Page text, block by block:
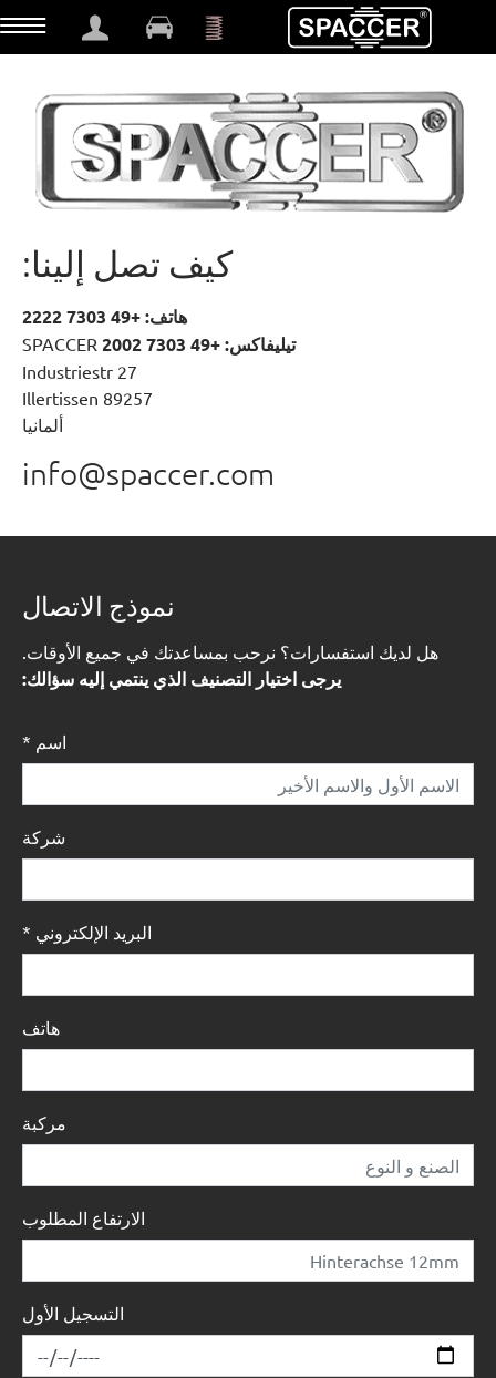
كيف تصل إلينا:
هاتف: +49 7303 2222
تيليفاكس: +49 7303 2002
Industriestr 27
89257 Illertissen
ألمانيا
info@spaccer.com
نموذج الاتصال
هل لديك استفسارات؟ نرحب بمساعدتك في جميع الأوقات.
يرجى اختيار التصنيف الذي ينتمي إليه سؤالك:
اسم *
شركة
البريد الإلكتروني *
هاتف
مركبة
الارتفاع المطلوب
التسجيل الأول